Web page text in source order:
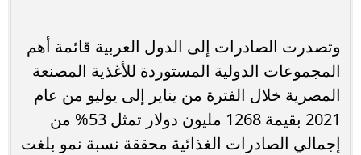
وتصدرت الصادرات إلى الدول العربية قائمة أهم
المجموعات الدولية المستوردة للأغذية المصنعة
المصرية خلال الفترة من يناير إلى يوليو من عام
2021 بقيمة 1268 مليون دولار تمثل 53% من
إجمالي الصادرات الغذائية محققة نسبة نمو بلغت